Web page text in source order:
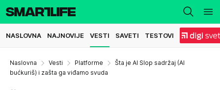
NASLOVNA NAJNOVIJE VESTI SAVETI TESTOVI
Naslovna Vesti Platforme
Šta je AI Slop sadržaj (AI
bućkuriš) i zašta ga viđamo svuda